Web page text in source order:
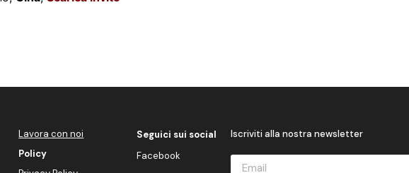
Lavora con noi
Policy
Seguici sui social
Facebook
Iscriviti alla nostra newsletter